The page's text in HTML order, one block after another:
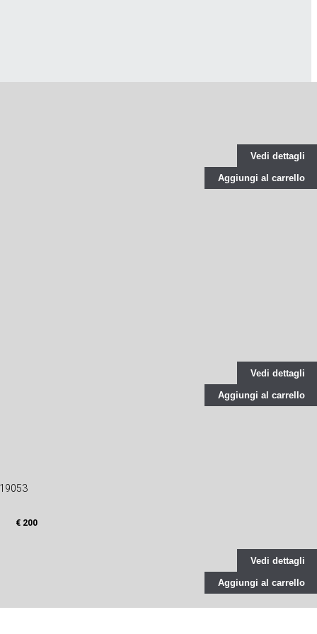
Vedi dettagli
Aggiungi al carrello
Vedi dettagli
Aggiungi al carrello
€ 200
Vedi dettagli
Aggiungi al carrello